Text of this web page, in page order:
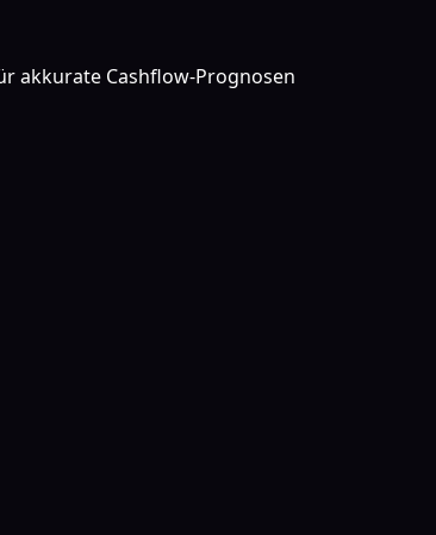
akkurate Cashflow-Prognosen